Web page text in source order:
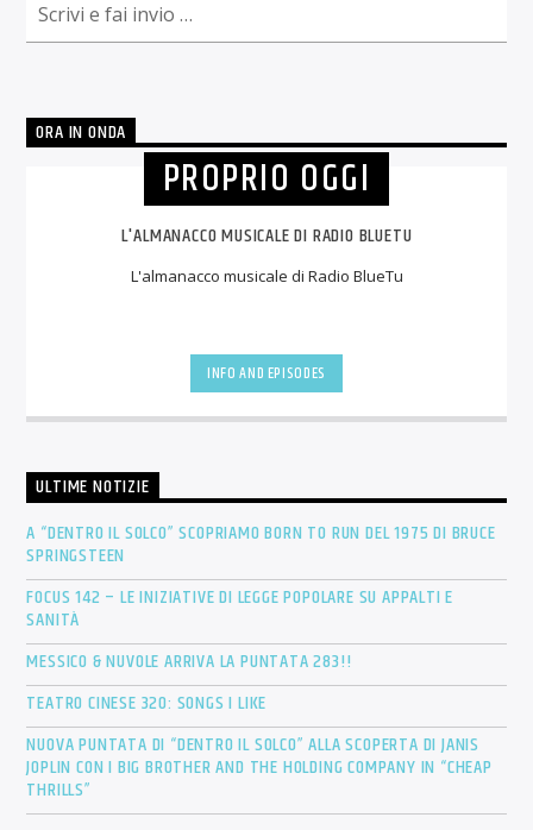
ORA IN ONDA
PROPRIO OGGI
L'ALMANACCO MUSICALE DI RADIO BLUETU
L'almanacco musicale di Radio BlueTu
INFO AND EPISODES
ULTIME NOTIZIE
A “DENTRO IL SOLCO” SCOPRIAMO BORN TO RUN DEL 1975 DI BRUCE
SPRINGSTEEN
FOCUS 142 – LE INIZIATIVE DI LEGGE POPOLARE SU APPALTI E
SANITÀ
MESSICO & NUVOLE ARRIVA LA PUNTATA 283!!
TEATRO CINESE 320: SONGS I LIKE
NUOVA PUNTATA DI “DENTRO IL SOLCO” ALLA SCOPERTA DI JANIS
JOPLIN CON I BIG BROTHER AND THE HOLDING COMPANY IN “CHEAP
THRILLS”